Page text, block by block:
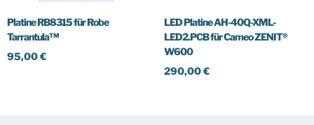
Platine RB8315 für Robe
Tarrantula™
95,00€
LED Platine AH-40Q-XML-
LED2.PCB für Cameo ZENIT®
W600
290,00€